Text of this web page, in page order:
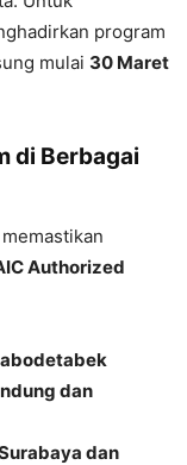
program
mulai 30 Maret
di Berbagai
Authorized
dan
dan